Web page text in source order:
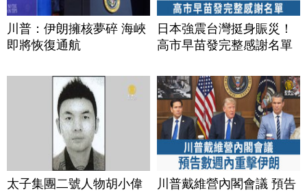
川普：伊朗擁核夢碎 海峽
即將恢復通航
日本強震台灣挺身賑災！
高市早苗發完整感謝名單
太子集團二號人物胡小偉
川普戴維營內閣會議 預告